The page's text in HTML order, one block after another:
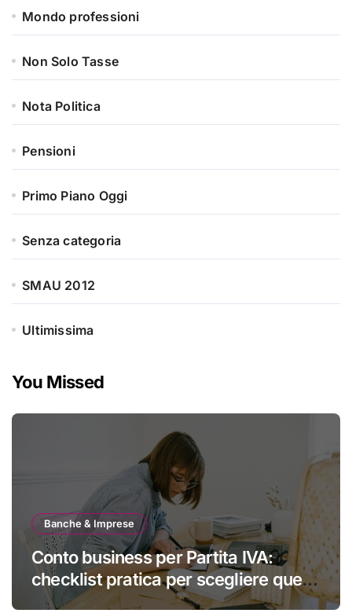
Mondo professioni
Non Solo Tasse
Nota Politica
Pensioni
Primo Piano Oggi
Senza categoria
SMAU 2012
Ultimissima
You Missed
Banche & Imprese
Conto business per Partita IVA:
checklist pratica per scegliere quello
giusto